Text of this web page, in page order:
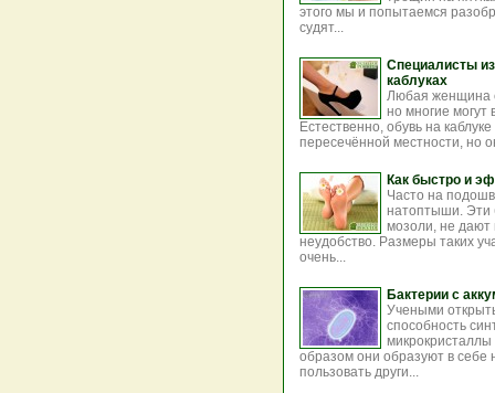
этого мы и попытаемся
судят...
Специалисты
каблуках
Любая женщина
но многие могут
Естественно, обувь на
пересечённой местности, но
Как быстро и
Часто на
натоптыши. Эти
мозоли, не дают
неудобство. Размеры таких
очень...
Бактерии с
Учеными
способность
микрокристаллы
образом они образуют в себе
пользовать други...